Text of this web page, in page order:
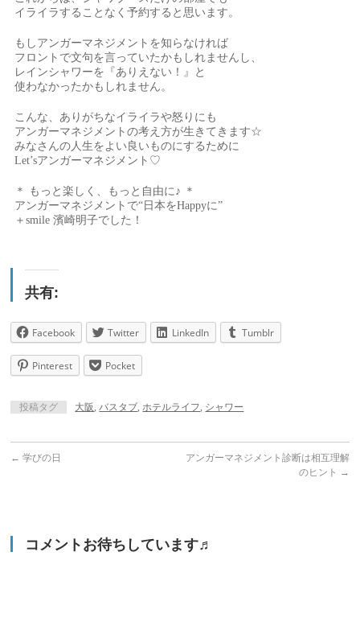
イライラすることなく予約すると思います。
もしアンガーマネジメントを知らなければ
フロントで文句を言っていたかもしれませんし、
レインシャワーを『ありえない！』と
使わなかったかもしれません。
こんな、ありがちなイライラや怒りにも
アンガーマネジメントの考え方が生きてきます☆
みなさんの人生をよい良いものにするために
Let’sアンガーマネジメント♡
＊ もっと楽しく、もっと自由に♪ ＊
アンガーマネジメントで“日本をHappyに”
＋smile 濱崎明子でした！
共有:
Facebook Twitter LinkedIn Tumblr
Pinterest Pocket
投稿タグ 大阪,バスタブ,ホテルライフ, シャワー
← 学びの日
アンガーマネジメント診断は相互理解
のヒント →
コメントお待ちしています♬